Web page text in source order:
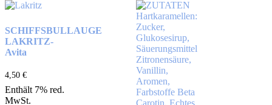
SCHIFFSBULLAUGE
LAKRITZ-
Avita
4,50 €
Enthält 7% red.
MwSt.